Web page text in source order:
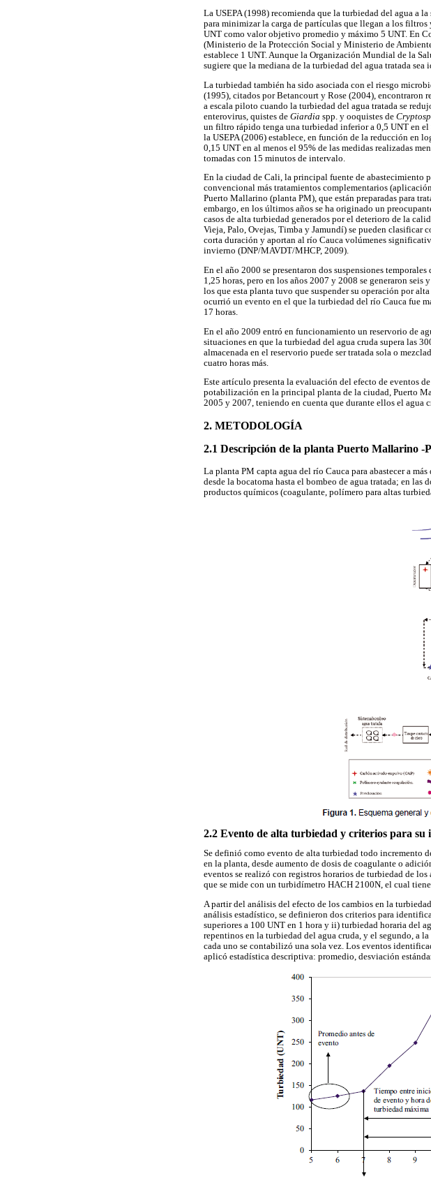
La USEPA (1998) recomienda que la turbiedad del agua a
para minimizar la carga de partículas que llegan a los
UNT como valor objetivo promedio y máximo 5 UNT. En
(Ministerio de la Protección Social y Ministerio de
establece 1 UNT. Aunque la Organización Mundial de la
sugiere que la mediana de la turbiedad del agua tratada
La turbiedad también ha sido asociada con el riesgo
(1995), citados por Betancourt y Rose (2004), encontraron
a escala piloto cuando la turbiedad del agua tratada se
enterovirus, quistes de Giardia spp. y ooquistes de
un filtro rápido tenga una turbiedad inferior a 0,5 UNT en el
la USEPA (2006) establece, en función de la reducción en
0,15 UNT en al menos el 95% de las medidas realizadas
tomadas con 15 minutos de intervalo.
En la ciudad de Cali, la principal fuente de abastecimiento
convencional más tratamientos complementarios
Puerto Mallarino (planta PM), que están preparadas para
embargo, en los últimos años se ha originado un
casos de alta turbiedad generados por el deterioro de la
Vieja, Palo, Ovejas, Timba y Jamundí) se pueden clasificar
corta duración y aportan al río Cauca volúmenes
invierno (DNP/MAVDT/MHCP, 2009).
En el año 2000 se presentaron dos suspensiones
1,25 horas, pero en los años 2007 y 2008 se generaron seis
los que esta planta tuvo que suspender su operación por
ocurrió un evento en el que la turbiedad del río Cauca fue
17 horas.
En el año 2009 entró en funcionamiento un reservorio de
situaciones en que la turbiedad del agua cruda supera las
almacenada en el reservorio puede ser tratada sola o
cuatro horas más.
Este artículo presenta la evaluación del efecto de eventos
potabilización en la principal planta de la ciudad, Puerto
2005 y 2007, teniendo en cuenta que durante ellos el agua
2. METODOLOGÍA
2.1 Descripción de la planta Puerto Mallarino -
La planta PM capta agua del río Cauca para abastecer a
desde la bocatoma hasta el bombeo de agua tratada; en
productos químicos (coagulante, polímero para altas
2.2 Evento de alta turbiedad y criterios para su
Se definió como evento de alta turbiedad todo incremento
en la planta, desde aumento de dosis de coagulante o
eventos se realizó con registros horarios de turbiedad de
que se mide con un turbidímetro HACH 2100N, el cual
A partir del análisis del efecto de los cambios en la
análisis estadístico, se definieron dos criterios para
superiores a 100 UNT en 1 hora y ii) turbiedad horaria del
repentinos en la turbiedad del agua cruda, y el segundo, a
cada uno se contabilizó una sola vez. Los eventos
aplicó estadística descriptiva: promedio, desviación